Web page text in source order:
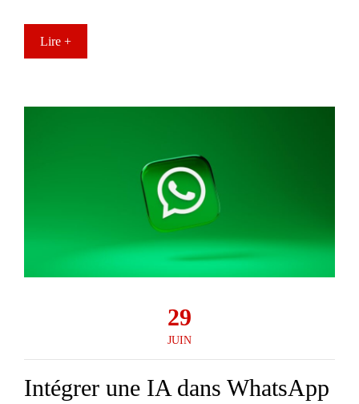
Lire +
29
JUIN
Intégrer une IA dans WhatsApp